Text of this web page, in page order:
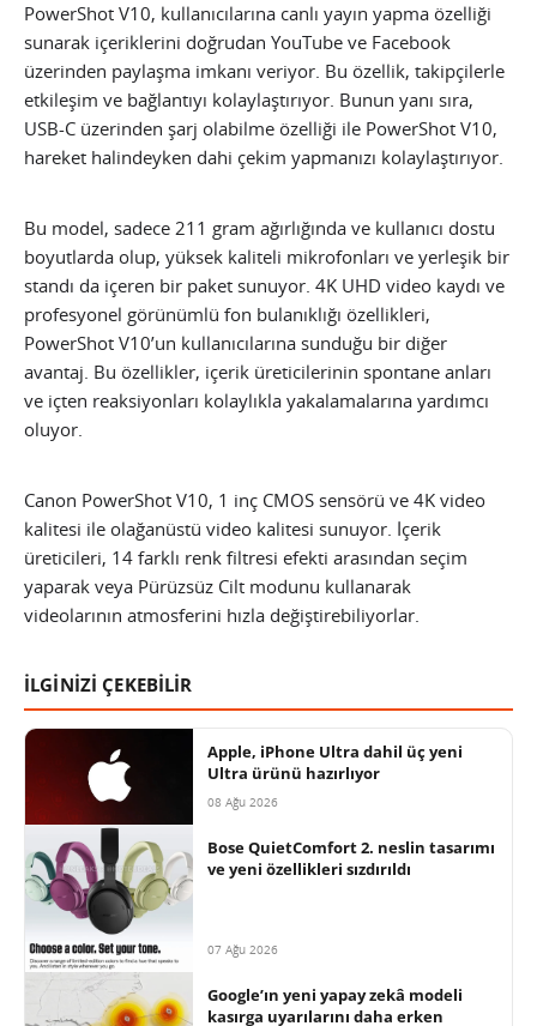
PowerShot V10, kullanıcılarına canlı yayın yapma özelliği
sunarak içeriklerini doğrudan YouTube ve Facebook
üzerinden paylaşma imkanı veriyor. Bu özellik, takipçilerle
etkileşim ve bağlantıyı kolaylaştırıyor. Bunun yanı sıra,
USB-C üzerinden şarj olabilme özelliği ile PowerShot V10,
hareket halindeyken dahi çekim yapmanızı kolaylaştırıyor.
Bu model, sadece 211 gram ağırlığında ve kullanıcı dostu
boyutlarda olup, yüksek kaliteli mikrofonları ve yerleşik bir
standı da içeren bir paket sunuyor. 4K UHD video kaydı ve
profesyonel görünümlü fon bulanıklığı özellikleri,
PowerShot V10’un kullanıcılarına sunduğu bir diğer
avantaj. Bu özellikler, içerik üreticilerinin spontane anları
ve içten reaksiyonları kolaylıkla yakalamalarına yardımcı
oluyor.
Canon PowerShot V10, 1 inç CMOS sensörü ve 4K video
kalitesi ile olağanüstü video kalitesi sunuyor. İçerik
üreticileri, 14 farklı renk filtresi efekti arasından seçim
yaparak veya Pürüzsüz Cilt modunu kullanarak
videolarının atmosferini hızla değiştirebiliyorlar.
İLGİNİZİ ÇEKEBİLİR
Apple, iPhone Ultra dahil üç yeni
Ultra ürünü hazırlıyor
08 Ağu 2026
Bose QuietComfort 2. neslin tasarımı
ve yeni özellikleri sızdırıldı
07 Ağu 2026
Google’ın yeni yapay zekâ modeli
kasırga uyarılarını daha erken